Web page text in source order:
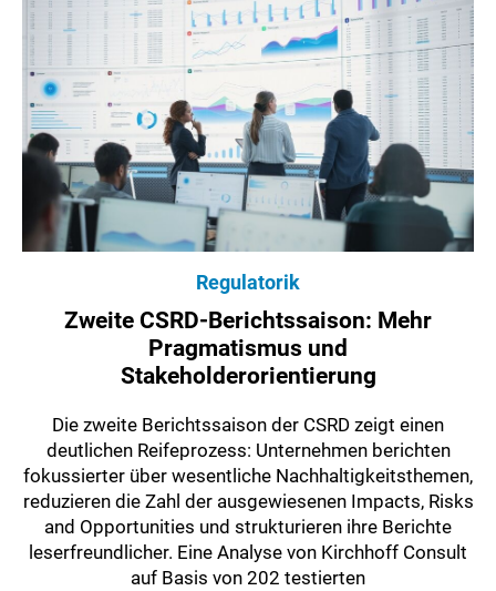
Regulatorik
Zweite CSRD-Berichtssaison: Mehr
Pragmatismus und
Stakeholderorientierung
Die zweite Berichtssaison der CSRD zeigt einen
deutlichen Reifeprozess: Unternehmen berichten
fokussierter über wesentliche Nachhaltigkeitsthemen,
reduzieren die Zahl der ausgewiesenen Impacts, Risks
and Opportunities und strukturieren ihre Berichte
leserfreundlicher. Eine Analyse von Kirchhoff Consult
auf Basis von 202 testierten